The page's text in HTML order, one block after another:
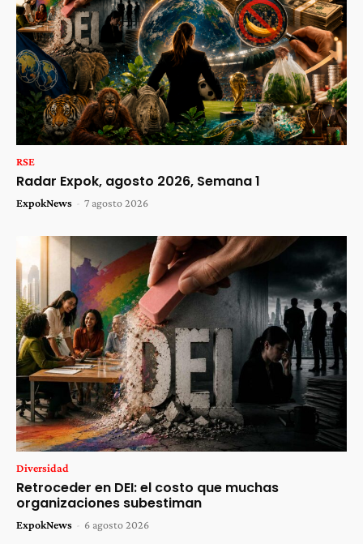
RSE
Radar Expok, agosto 2026, Semana 1
ExpokNews - 7 agosto 2026
Diversidad
Retroceder en DEI: el costo que muchas
organizaciones subestiman
ExpokNews - 6 agosto 2026